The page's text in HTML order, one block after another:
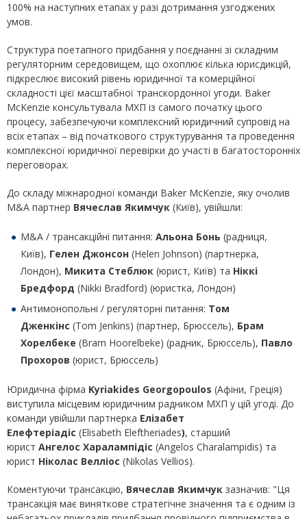
100% на наступних етапах у разі дотримання узгоджених
умов.
Структура поетапного придбання у поєднанні зі складним
регуляторним середовищем, що охоплює кілька юрисдикцій,
підкреслює високий рівень юридичної та комерційної
складності цієї масштабної транскордонної угоди. Baker
McKenzie консультувала МХП із самого початку цього
процесу, забезпечуючи комплексний юридичний супровід на
всіх етапах – від початкового структурування та проведення
комплексної юридичної перевірки до участі в багатосторонніх
переговорах.
До складу міжнародної команди Baker McKenzie, яку очолив
M&A партнер Вячеслав Якимчук (Київ), увійшли:
M&A / трансакційні питання: Альона Бонь (радниця,
Київ), Гелен Джонсон (Helen Johnson) (партнерка,
Лондон), Микита Стеблюк (юрист, Київ) та Ніккі
Бредфорд (Nikki Bradford) (юристка, Лондон)
Антимонопольні / регуляторні питання: Том
Дженкінс (Tom Jenkins) (партнер, Брюссель), Брам
Хорелбеке (Bram Hoorelbeke) (радник, Брюссель), Павло
Прохоров (юрист, Брюссель)
​Юридична фірма Kyriakides Georgopoulos (Афіни, Греція)
виступила місцевим юридичним радником МХП у цій угоді. До
команди увійшли партнерка Елізабет
Елефтеріадіс (Elisabeth Eleftheriades), старший
юрист Ангелос Харалампідіс (Angelos Charalampidis) та
юрист Ніколас Велліос (Nikolas Vellios).
Коментуючи трансакцію, Вячеслав Якимчук зазначив: "Ця
трансакція має виняткове стратегічне значення та є одним із